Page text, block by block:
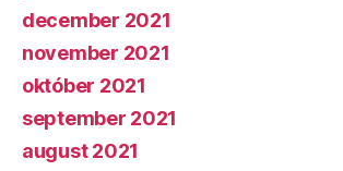
december 2021
november 2021
október 2021
september 2021
august 2021